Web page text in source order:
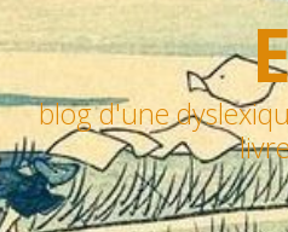
blog d'une